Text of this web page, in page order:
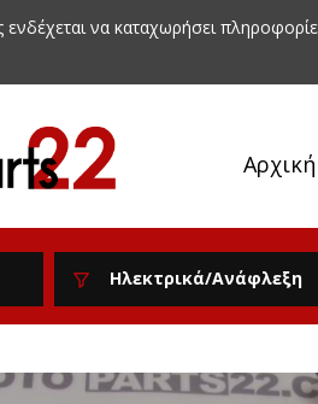
ενδέχεται να καταχωρήσει
Αρχική
Ηλεκτρικά/Ανάφλεξη